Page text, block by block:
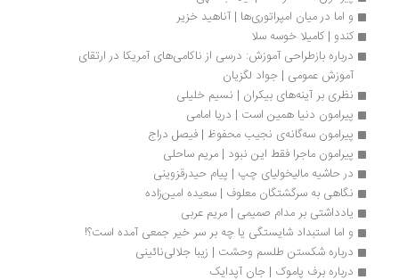
و اما در میان امپراتوری‌ها | آناهید خزیر
کندو | کامیلا خوسه سلا
درباره بازطراحی آموزش: درسی از ناکامی‌های آمریکا در ارتقای
آموزش عمومی | جواد لگزیان
نظری بر آینه‌های بیکران | نسیم خلیلی
پیرامون دنیا همین است | دریا امامی
پیرامون سه‌گانه‌ی نجیب محفوظ | فیصل دراج
پیرامون ماجرا فقط این نبود | مریم ساحلی
در حاشیه مالیخولیای چپ | پیام حیدرقزوینی
نگاهی به سرگشتگان معلوف | سعیده امین‌زاده
یادداشتی بر مدام صمیمی | مریم عربی
و اما استبداد شایستگی یا چه بر سر خیر جمعی آمده است؟!
درباره شکستن طلسم وحشت | زیبا جلالی‌نائینی
درباره برف پاموک | جان آپدایک